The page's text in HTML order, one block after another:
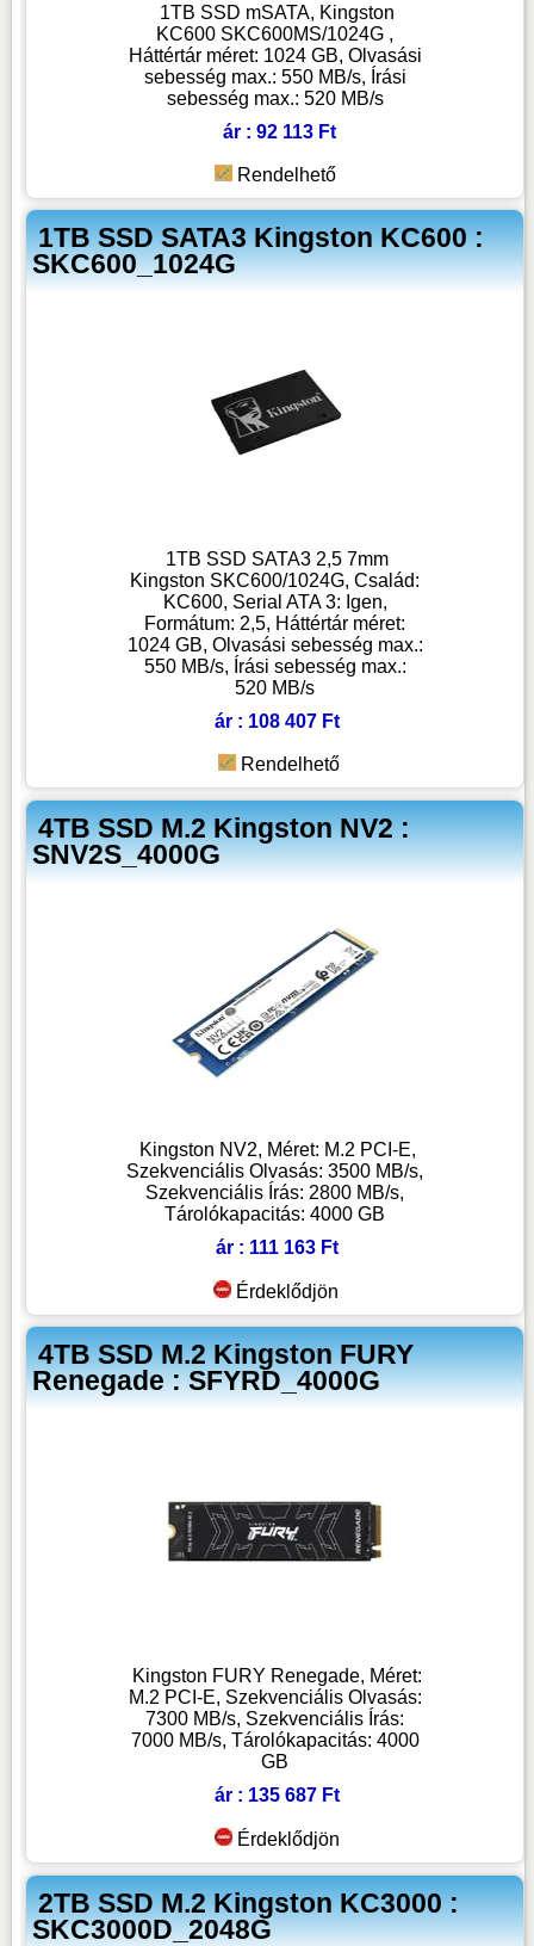
1TB SSD mSATA, Kingston
KC600 SKC600MS/1024G ,
Háttértár méret: 1024 GB, Olvasási
sebesség max.: 550 MB/s, Írási
sebesség max.: 520 MB/s
ár : 92 113 Ft
Rendelhető
1TB SSD SATA3 Kingston KC600 :
SKC600_1024G
1TB SSD SATA3 2,5 7mm
Kingston SKC600/1024G, Család:
KC600, Serial ATA 3: Igen,
Formátum: 2,5, Háttértár méret:
1024 GB, Olvasási sebesség max.:
550 MB/s, Írási sebesség max.:
520 MB/s
ár : 108 407 Ft
Rendelhető
4TB SSD M.2 Kingston NV2 :
SNV2S_4000G
Kingston NV2, Méret: M.2 PCI-E,
Szekvenciális Olvasás: 3500 MB/s,
Szekvenciális Írás: 2800 MB/s,
Tárolókapacitás: 4000 GB
ár : 111 163 Ft
Érdeklődjön
4TB SSD M.2 Kingston FURY
Renegade : SFYRD_4000G
Kingston FURY Renegade, Méret:
M.2 PCI-E, Szekvenciális Olvasás:
7300 MB/s, Szekvenciális Írás:
7000 MB/s, Tárolókapacitás: 4000
GB
ár : 135 687 Ft
Érdeklődjön
2TB SSD M.2 Kingston KC3000 :
SKC3000D_2048G